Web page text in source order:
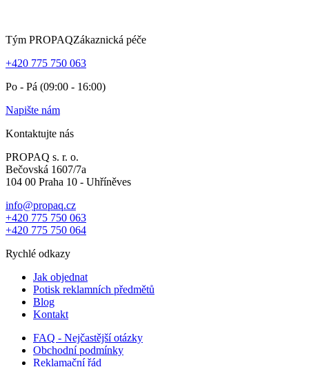
Tým PROPAQZákaznická péče
+420 775 750 063
Po - Pá (09:00 - 16:00)
Napište nám
Kontaktujte nás
PROPAQ s. r. o.
Bečovská 1607/7a
104 00 Praha 10 - Uhříněves
info@propaq.cz
+420 775 750 063
+420 775 750 064
Rychlé odkazy
Jak objednat
Potisk reklamních předmětů
Blog
Kontakt
FAQ - Nejčastější otázky
Obchodní podmínky
Reklamační řád